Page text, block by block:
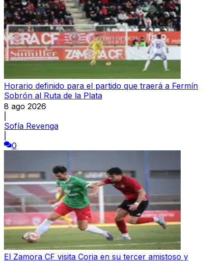
Horario definido para el partido que traerá a Fermín
Sobrón al Ruta de la Plata
8 ago 2026
Sofía Revenga
0
El Zamora CF visita Coria en su tercer amistoso y